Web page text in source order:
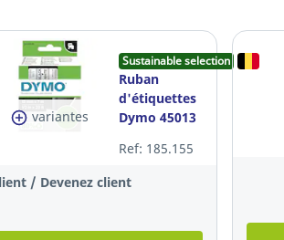
variantes
Sustainable selection
Ruban
d'étiquettes
Dymo 45013
autocollant,
12 mm, noir
Ref: 185.155
/ Devenez client